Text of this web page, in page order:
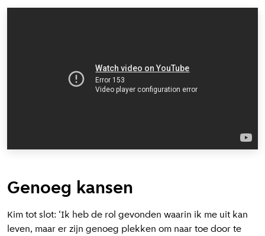
Genoeg kansen
Kim tot slot: ‘Ik heb de rol gevonden waarin ik me uit kan
leven, maar er zijn genoeg plekken om naar toe door te